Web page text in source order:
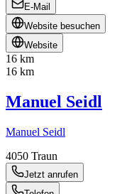
E-Mail
Website besuchen
Website
16 km
16 km
Manuel Seidl
Manuel Seidl
4050 Traun
Jetzt anrufen